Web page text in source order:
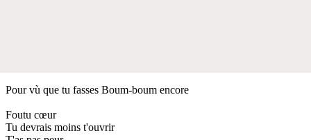
Pour vù que tu fasses Boum-boum encore
Foutu cœur
Tu devrais moins t'ouvrir